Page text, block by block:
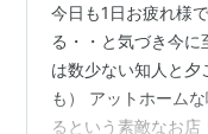
今日も1日お疲れ様
る・・と気づき今
は数少ない知人と
も） アットホーム
るという素敵なお店